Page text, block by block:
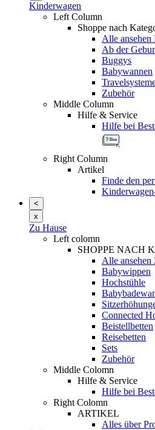
Kinderwagen
Left Column
Shoppe nach
Alle
Ab der
Buggys
Babywannen
Zubehör
Middle Column
Hilfe & Service
Hilfe bei
Right Column
Artikel
Finde den
<
x
Zu Hause
Left colomn
SHOPPE NACH
Alle ansehen
Babywippen
Hochstühle
Connected
Beistellbetten
Reisebetten
Sets
Zubehör
Middle Colomn
Hilfe & Service
Hilfe bei
Right Colomn
ARTIKEL
Alles über